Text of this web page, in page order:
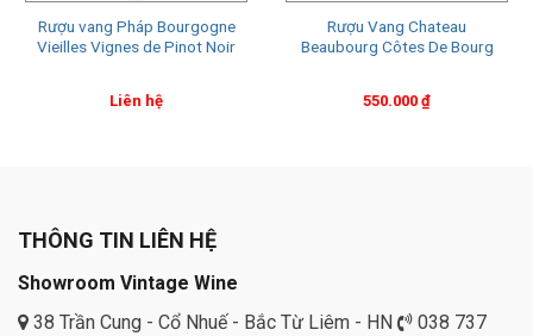
Rượu vang Pháp Bourgogne
Vieilles Vignes de Pinot Noir
Liên hệ
Rượu Vang Chateau
Beaubourg Côtes De Bourg
550.000 ₫
THÔNG TIN LIÊN HỆ
Showroom Vintage Wine
38 Trần Cung - Cổ Nhuế - Bắc Từ Liêm - HN
038 737